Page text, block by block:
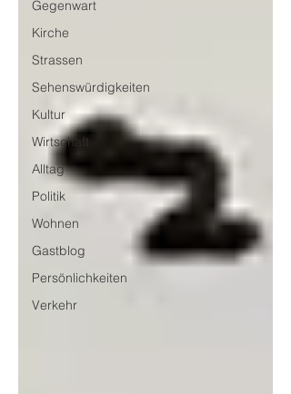
Gegenwart
Kirche
Strassen
Sehenswürdigkeiten
Kultur
Wirtschaft
Alltag
Politik
Wohnen
Gastblog
Persönlichkeiten
Verkehr